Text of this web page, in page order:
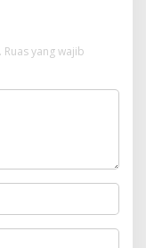
Ruas yang wajib